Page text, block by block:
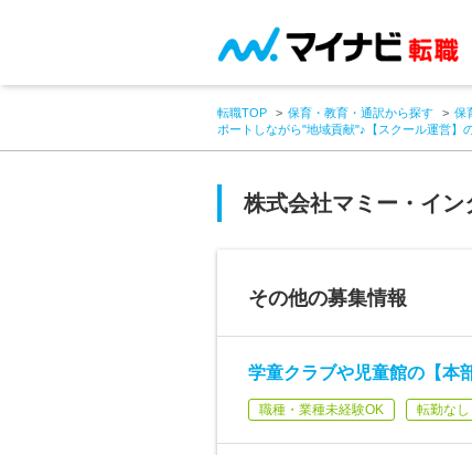
転職TOP 保育・教育・通訳から探す 保
ポートしながら"地域貢献"♪【スクール運営】
株式会社マミー・イン
その他の募集情報
学童クラブや児童館の【本
職種・業種未経験OK 転勤なし